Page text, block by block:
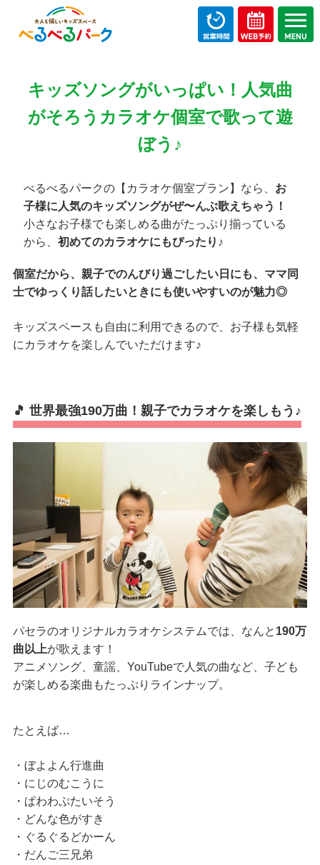
キッズソングがいっぱい！人気曲
がそろうカラオケ個室で歌って遊
ぼう♪
べるべるパークの【カラオケ個室プラン】なら、 お
子様に人気のキッズソングがぜ〜んぶ歌えちゃう！
小さなお子様でも楽しめる曲がたっぷり揃っている
から、 初めてのカラオケにもぴったり♪
個室だから、親子でのんびり過ごしたい日にも、ママ同
士でゆっくり話したいときにも使いやすいのが魅力◎
キッズスペースも自由に利用できるので、お子様も気軽
にカラオケを楽しんでいただけます♪
🎵 世界最強190万曲！親子でカラオケを楽しもう♪
パセラのオリジナルカラオケシステムでは、なんと 190万
曲以上が歌えます！
アニメソング、童謡、YouTubeで人気の曲など、子ども
が楽しめる楽曲もたっぷりラインナップ。
たとえば…
・ぼよよん行進曲
・にじのむこうに
・ぱわわぷたいそう
・どんな色がすき
・ぐるぐるどかーん
・だんご三兄弟